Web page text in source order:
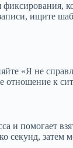
ищите
«Я не
отношение к
и помогает
секунд, затем